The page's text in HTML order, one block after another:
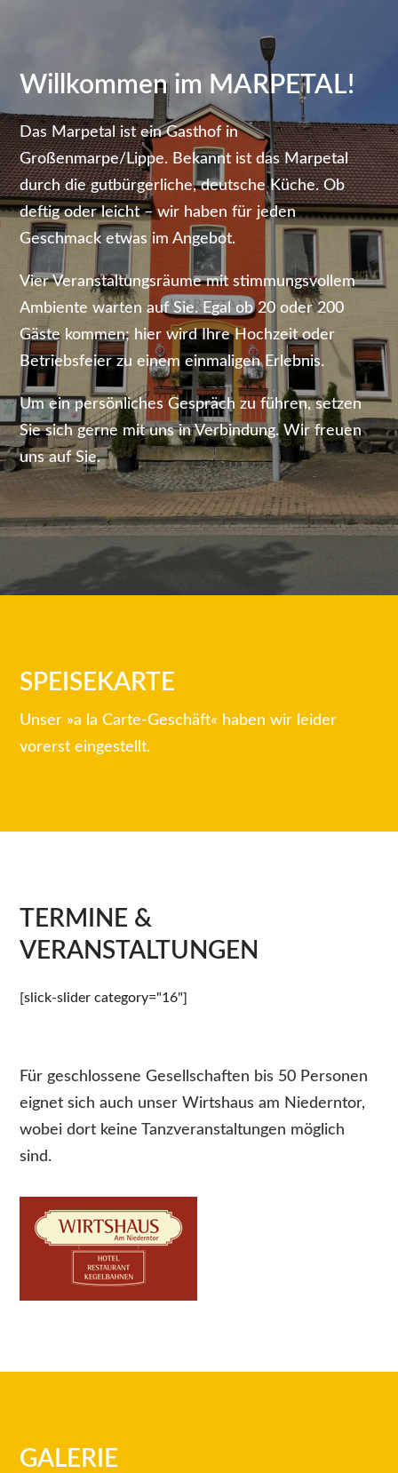
Willkommen im MARPETAL!
Das Marpetal ist ein Gasthof in
Großenmarpe/Lippe. Bekannt ist das Marpetal
durch die gutbürgerliche, deutsche Küche. Ob
deftig oder leicht – wir haben für jeden
Geschmack etwas im Angebot.
Vier Veranstaltungsräume mit stimmungsvollem
Ambiente warten auf Sie. Egal ob 20 oder 200
Gäste kommen; hier wird Ihre Hochzeit oder
Betriebsfeier zu einem einmaligen Erlebnis.
Um ein persönliches Gespräch zu führen, setzen
Sie sich gerne mit uns in Verbindung. Wir freuen
uns auf Sie.
SPEISEKARTE
Unser »a la Carte-Geschäft« haben wir leider
vorerst eingestellt.
TERMINE &
VERANSTALTUNGEN
[slick-slider category="16"]
Für geschlossene Gesellschaften bis 50 Personen
eignet sich auch unser Wirtshaus am Niederntor,
wobei dort keine Tanzveranstaltungen möglich
sind.
GALERIE